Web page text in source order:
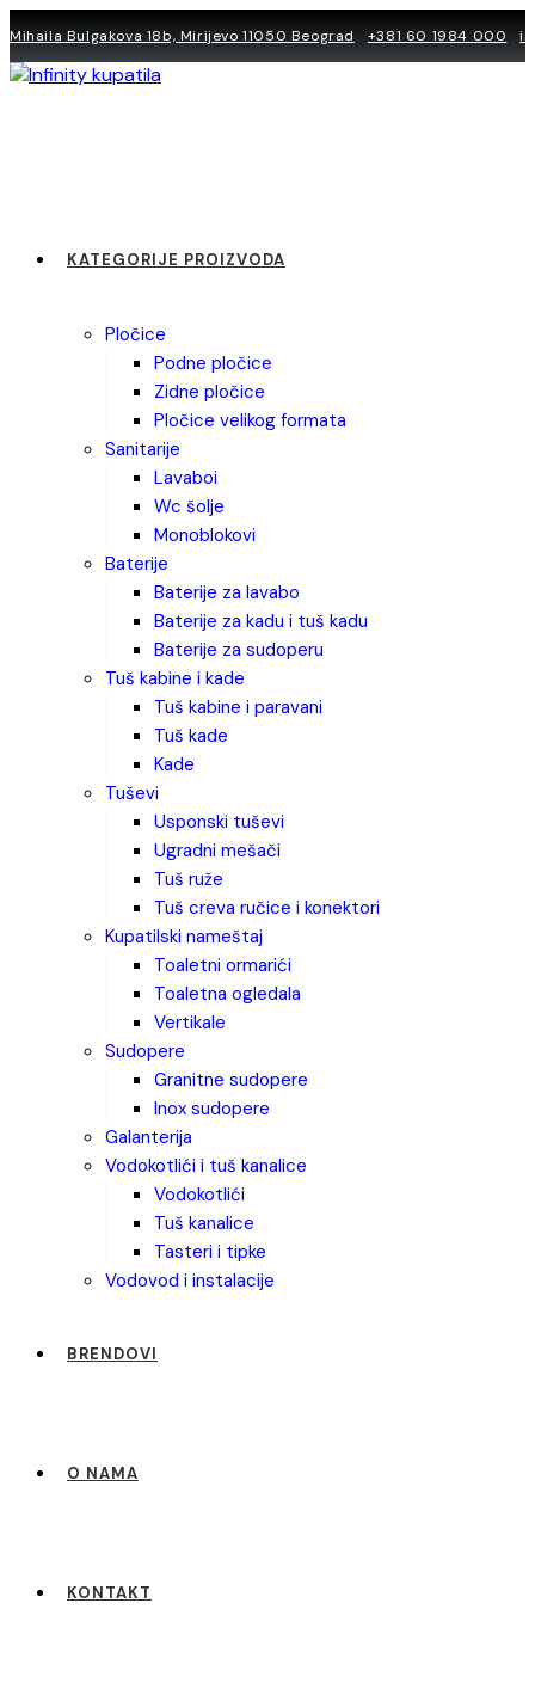
to
content
Mihaila Bulgakova 18b, Mirijevo 11050 Beograd +381 60 1984 000
KATEGORIJE PROIZVODA
pločice
podne pločice
zidne pločice
pločice velikog formata
sanitarije
lavaboi
wc šolje
monoblokovi
baterije
baterije za lavabo
baterije za kadu i tuš kadu
baterije za sudoperu
tuš kabine i kade
tuš kabine i paravani
tuš kade
kade
tuševi
usponski tuševi
ugradni mešači
tuš ruže
tuš creva ručice i konektori
kupatilski nameštaj
toaletni ormarići
toaletna ogledala
vertikale
sudopere
granitne sudopere
inox sudopere
galanterija
vodokotlići i tuš kanalice
vodokotlići
tuš kanalice
tasteri i tipke
vodovod i instalacije
BRENDOVI
O NAMA
KONTAKT